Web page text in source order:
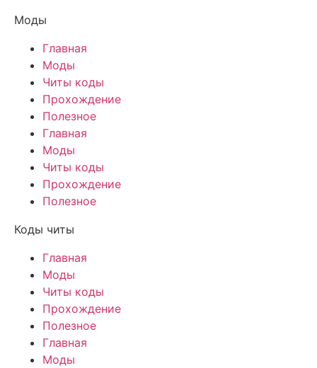
Моды
Главная
Моды
Читы коды
Прохождение
Полезное
Главная
Моды
Читы коды
Прохождение
Полезное
Коды читы
Главная
Моды
Читы коды
Прохождение
Полезное
Главная
Моды